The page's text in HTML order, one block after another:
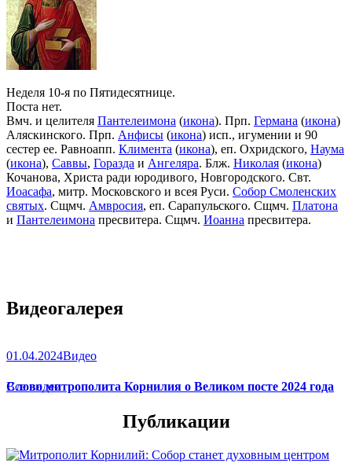
Неделя 10-я по Пятидесятнице.
Поста нет.
Вмч. и целителя Пантелеимона (икона). Прп. Германа (икона)
Аляскинского. Прп. Анфисы (икона) исп., игумении и 90
сестер ее. Равноапп. Климента (икона), еп. Охридского, Наума
(икона), Саввы, Горазда и Ангеляра. Блж. Николая (икона)
Кочанова, Христа ради юродивого, Новгородского. Свт.
Иоасафа, митр. Московского и всея Руси. Собор Смоленских
святых. Сщмч. Амвросия, еп. Сарапульского. Сщмч. Платона
и Пантелеимона пресвитера. Сщмч. Иоанна пресвитера.
Видеогалерея
01.04.2024Видео
Слово митрополита Корнилия о Великом посте 2024 года
Все видео
Публикации